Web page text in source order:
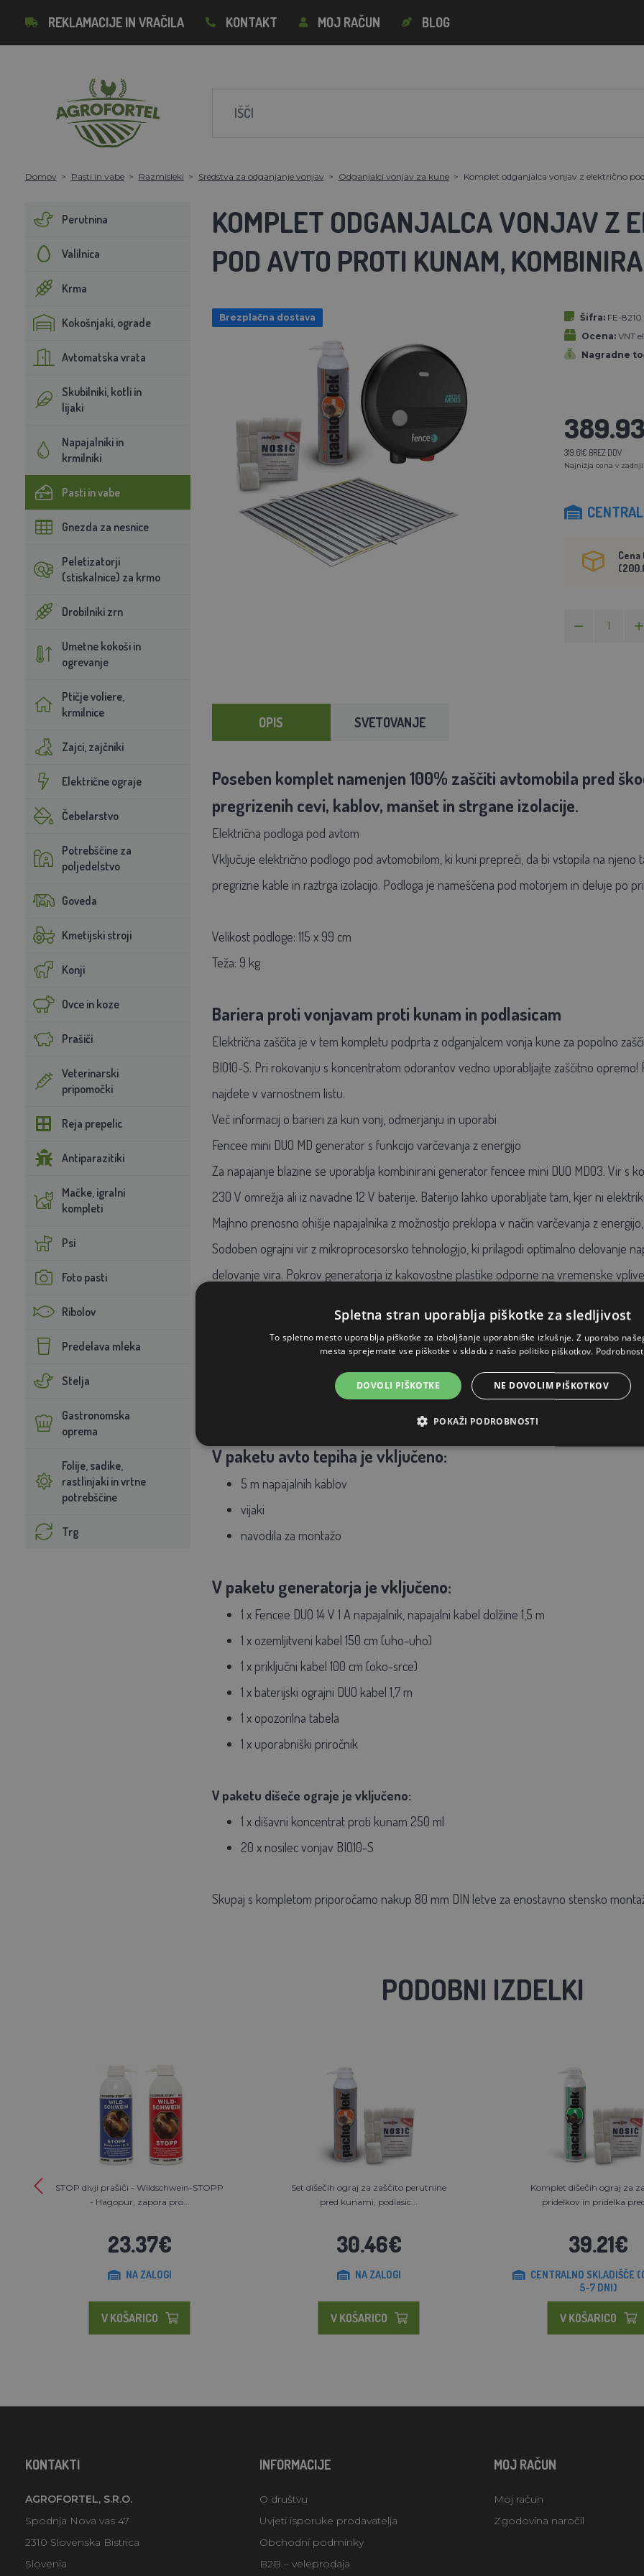
REKLAMACIJE IN VRAČILA KONTAKT MOJ RAČUN BLOG
Domov Pasti in vabe Razmisleki Sredstva za odganjanje vonjav Odganjalci vonjav za kune Komplet odganjalca vonjav z električno
Perutnina
Valilnica
Krma
Kokošnjaki, ograde
Avtomatska vrata
Skubilniki, kotli in
lijaki
Napajalniki in
krmilniki
Pasti in vabe
Gnezda za nesnice
Peletizatorji
(stiskalnice) za krmo
Drobilniki zrn
Umetne kokoši in
ogrevanje
Ptičje voliere,
krmilnice
Zajci, zajčniki
Električne ograje
Čebelarstvo
Potrebščine za
poljedelstvo
Goveda
Kmetijski stroji
Konji
Ovce in koze
Prašiči
Veterinarski
pripomočki
Reja prepelic
Antiparazitiki
Mačke, igralni
kompleti
Psi
Foto pasti
Ribolov
Predelava mleka
Stelja
Gastronomska
oprema
Folije, sadike,
rastlinjaki in vrtne
potrebščine
Trg
KOMPLET ODGANJALCA VONJAV Z
POD AVTO PROTI KUNAM,
Brezplačna dostava Šifra: FE-8210
Ocena: VNT
Nagradne
319.61€ BREZ DDV
Najnižja cena v
OPIS SVETOVANJE
Poseben komplet namenjen 100% zaščiti avtomobila pred
pregrizenih cevi, kablov, manšet in strgane izolacije.
Električna podloga pod avtom
Vključuje električno podlogo pod avtomobilom, ki kuni prepreči, da bi vstopila na
pregrizne kable in raztrga izolacijo. Podloga je nameščena pod motorjem in deluje po
Velikost podloge: 115 x 99 cm
Teža: 9 kg
Bariera proti vonjavam proti kunam in podlasicam
Električna zaščita je v tem kompletu podprta z odganjalcem vonja kune za popolno
BIO10-S. Pri rokovanju s koncentratom odorantov vedno uporabljajte zaščitno
najdete v varnostnem listu.
Več informacij o barieri za kun vonj, odmerjanju in uporabi
Fencee mini DUO MD generator s funkcijo varčevanja z energijo
Za napajanje blazine se uporablja kombinirani generator fencee mini DUO MD03. Vir s
230 V omrežja ali iz navadne 12 V baterije. Baterijo lahko uporabljate tam, kjer ni
Majhno prenosno ohišje napajalnika z možnostjo preklopa v način varčevanja z
Sodoben ograjni vir z mikroprocesorsko tehnologijo, ki prilagodi optimalno delovanje
delovanje vira. Pokrov generatorja iz kakovostne plastike odporne na vremenske
Vsebina paketa:
generator fencee mini DUO MD03
dišeča ograja proti kunam + nosilec 20 kom
V paketu avto tepiha je vključeno:
5 m napajalnih kablov
vijaki
navodila za montažo
V paketu generatorja je vključeno:
1 x Fencee DUO 14 V 1 A napajalnik, napajalni kabel dolžine 1,5 m
1 x ozemljitveni kabel 150 cm (uho-uho)
1 x priključni kabel 100 cm (oko-srce)
1 x baterijski ograjni DUO kabel 1,7 m
1 x opozorilna tabela
1 x uporabniški priročnik
V paketu dišeče ograje je vključeno:
1 x dišavni koncentrat proti kunam 250 ml
20 x nosilec vonjav BIO10-S
Skupaj s kompletom priporočamo nakup 80 mm DIN letve za enostavno stensko
PODOBNI IZDELKI
STOP divji prašiči - Wildschwein-STOPP
- Hagopur, zapora pro...
23.37€
NA ZALOGI
V KOŠARICO
Set dišečih ograj za zaščito perutnine
pred kunami, podlasic...
30.46€
NA ZALOGI
V KOŠARICO
Komplet dišečih ograj za
pridelkov in pridelka pred
39.21€
CENTRALNO SKLADIŠČE
5-7 DNI)
V KOŠARICO
KONTAKTI
AGROFORTEL, S.R.O.
Spodnja Nova vas 47
2310 Slovenska Bistrica
Slovenia
INFORMACIJE
O društvu
Uvjeti isporuke prodavatelja
Obchodní podmínky
B2B – veleprodaja
MOJ RAČUN
Moj račun
Zgodovina naročil
Spletna stran uporablja piškotke za sledljivost
To spletno mesto uporablja piškotke za izboljšanje uporabniške izkušnje. Z uporabo
mesta sprejemate vse piškotke v skladu z našo politiko piškotkov.
DOVOLI PIŠKOTKE NE DOVOLIM PIŠKOTKOV
POKAŽI PODROBNOSTI